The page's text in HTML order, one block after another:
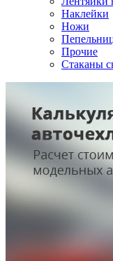
Наклейки
Ножи
Прочие
Стаканы